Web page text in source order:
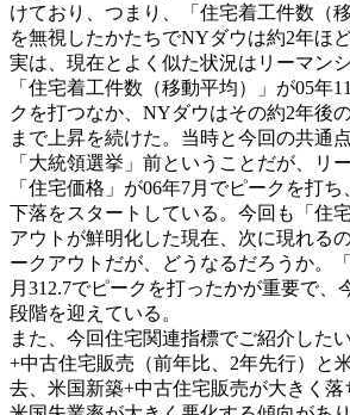
けており、つまり、「住宅着工件数（
を無視したかたちでNYダウは約2年ほ
実は、現在とよく似た状況はリーマン
「住宅着工件数（移動平均）」が05年
クを打つなか、NYダウはその約2年後
まで上昇を続けた。当時と今回の共通
「大統領選挙」前ということだが、リ
「住宅価格」が06年7月でピークを打
下落をスタートしている。今回も「住
アウトが鮮明化した現在、次に現れる
ークアウトだが、どうなるだろうか。
月312.7でピークを打ったかが重要で、
段階を迎えている。
また、今回住宅関連指標でご紹介した
+中古住宅販売（前年比、2年先行）と
去、米国新築+中古住宅販売が大きく落